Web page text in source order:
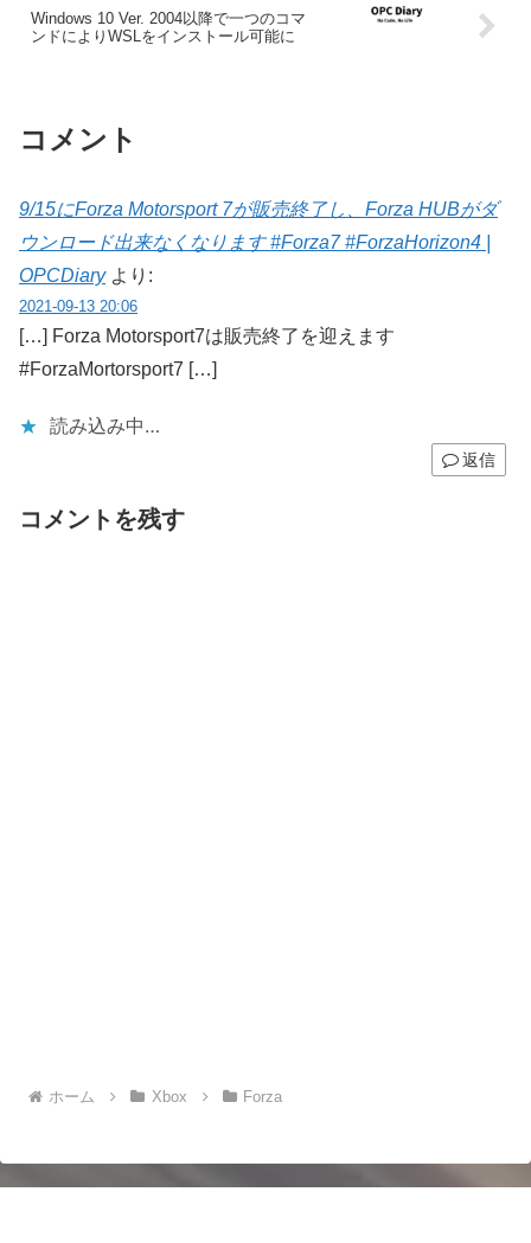
Windows 10 Ver. 2004以降で一つのコマ
ンドによりWSLをインストール可能に
コメント
9/15にForza Motorsport 7が販売終了し、Forza HUBがダ
ウンロード出来なくなります #Forza7 #ForzaHorizon4 |
OPCDiary より:
2021-09-13 20:06
[…] Forza Motorsport7は販売終了を迎えます
#ForzaMortorsport7 […]
読み込み中…
返信
コメントを残す
ホーム Xbox Forza